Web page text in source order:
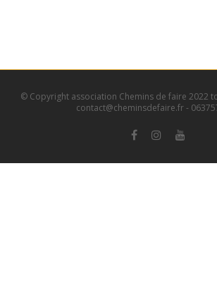
© Copyright association Chemins de faire 2022
contact@cheminsdefaire.fr -